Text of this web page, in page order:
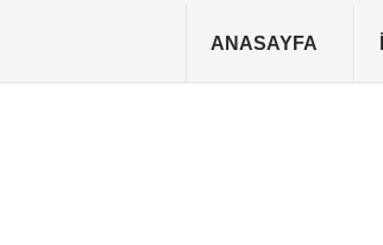
ANASAYFA